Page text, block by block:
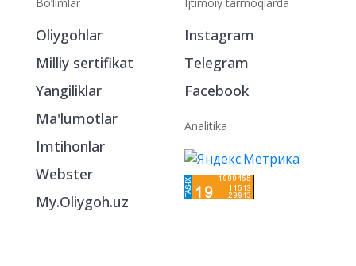
Bo‘limlar
Oliygohlar
Imtihonlar
Ijtimoiy tarmoqlarda
Telegram
Facebook
Analitika